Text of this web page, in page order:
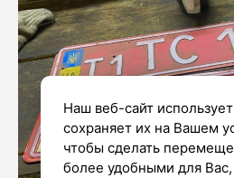
Наш веб-сайт
сохраняет их на Вашем
чтобы сделать
более удобными для